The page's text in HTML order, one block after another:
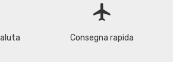
flight
Consegna rapida